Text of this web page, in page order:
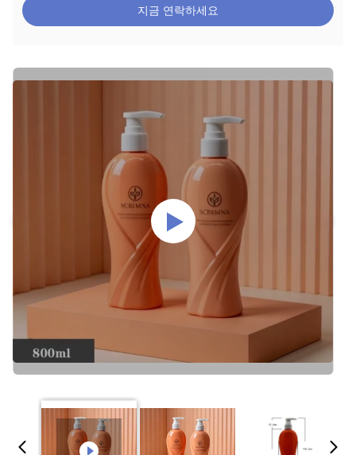
지금 연락하세요